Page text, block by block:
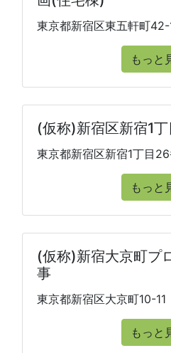
東京都新宿区東五軒町
もっと
(仮称)新宿区新宿1
東京都新宿区新宿1丁目
もっと
(仮称)新宿大京町プ
事
東京都新宿区大京町10-11
もっと